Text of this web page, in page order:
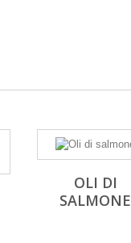
OLI DI
SALMONE